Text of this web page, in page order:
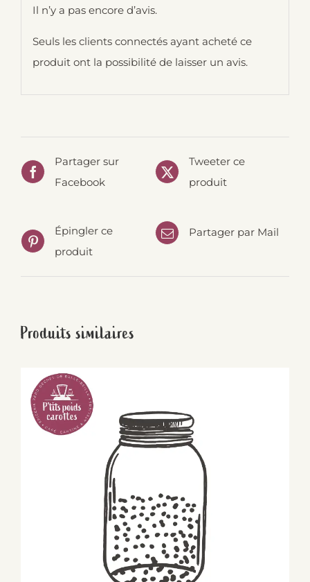
Il n’y a pas encore d’avis.
Seuls les clients connectés ayant acheté ce
produit ont la possibilité de laisser un avis.
Partager sur
Facebook
Tweeter ce
produit
Épingler ce
produit
Partager par Mail
Produits similaires